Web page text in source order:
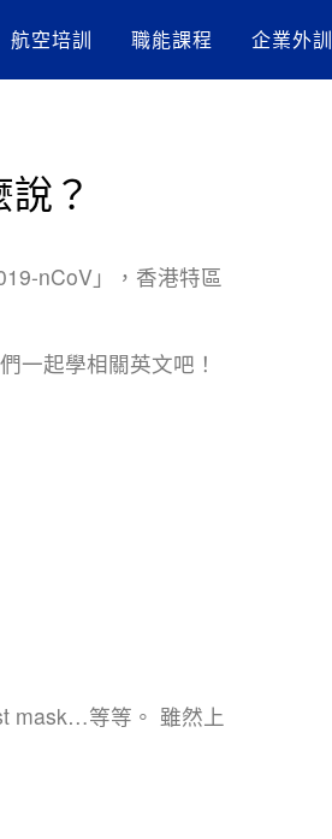
航空培訓 職能課程 企業外訓
？
nCoV」，香港特區
一起學相關英文吧！
mask…等等。 雖然上